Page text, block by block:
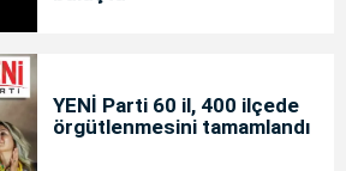
YENİ Parti 60 il, 400 ilçede
örgütlenmesini tamamlandı